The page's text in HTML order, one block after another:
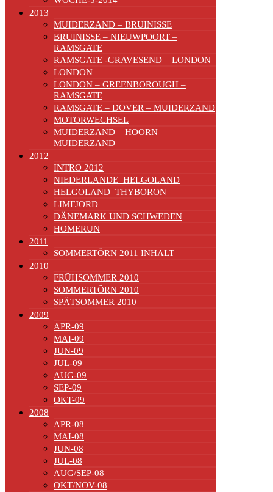
2013
MUIDERZAND – BRUINISSE
BRUINISSE – NIEUWPOORT –
RAMSGATE
RAMSGATE -GRAVESEND – LONDON
LONDON
LONDON – GREENBOROUGH –
RAMSGATE
RAMSGATE – DOVER – MUIDERZAND
MOTORWECHSEL
MUIDERZAND – HOORN –
MUIDERZAND
2012
INTRO 2012
NIEDERLANDE_HELGOLAND
HELGOLAND_THYBORON
LIMFJORD
DÄNEMARK UND SCHWEDEN
HOMERUN
2011
SOMMERTÖRN 2011 INHALT
2010
FRÜHSOMMER 2010
SOMMERTÖRN 2010
SPÄTSOMMER 2010
2009
APR-09
MAI-09
JUN-09
JUL-09
AUG-09
SEP-09
OKT-09
2008
APR-08
MAI-08
JUN-08
JUL-08
AUG/SEP-08
OKT/NOV-08